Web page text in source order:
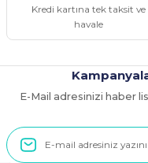
Kredi kartına tek taksit ve
havale
E-Mail adresinizi haber